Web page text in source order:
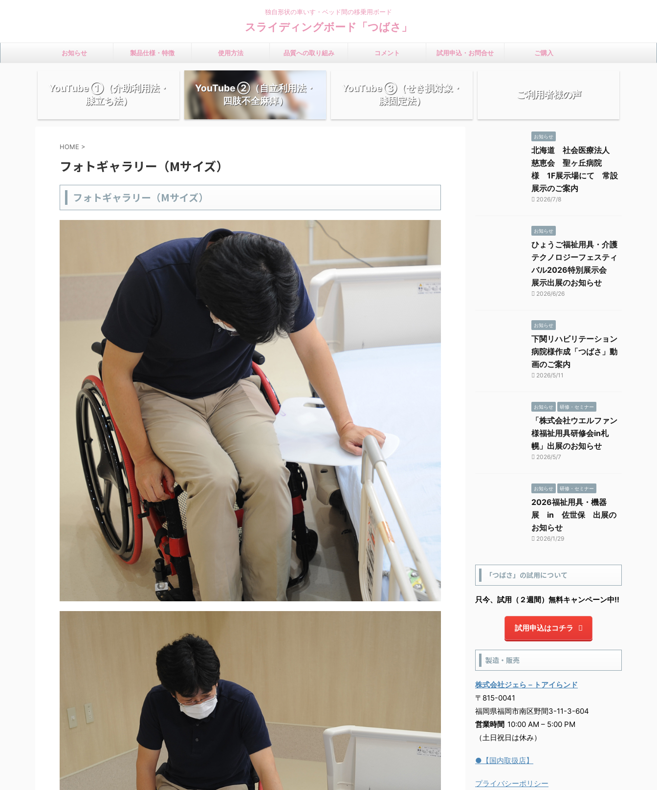
独自形状の車いす・ベッド間の移乗用ボード
スライディングボード「つばさ」
お知らせ 製品仕様・特徴 使用方法 品質への取り組み コメント 試用申込・お問合せ ご購入
YouTube ①（介助利用法・
膝立ち法）
YouTube ②（自立利用法・
四肢不全麻痺）
YouTube ③（せき損対象・
膝固定法）
ご利用者様の声
HOME >
フォトギャラリー（Mサイズ）
フォトギャラリー（Mサイズ）
お知らせ
北海道 社会医療法人
慈恵会 聖ヶ丘病院
様 1F展示場にて 常設
展示のご案内
2026/7/8
お知らせ
ひょうご福祉用具・介護
テクノロジーフェスティ
バル2026特別展示会
展示出展のお知らせ
2026/6/26
お知らせ
下関リハビリテーション
病院様作成「つばさ」動
画のご案内
2026/5/11
お知らせ 研修・セミナー
「株式会社ウエルファン
様福祉用具研修会in札
幌」出展のお知らせ
2026/5/7
お知らせ 研修・セミナー
2026福祉用具・機器
展 in 佐世保 出展の
お知らせ
2026/1/29
「つばさ」の試用について
只今、試用（２週間）無料キャンペーン中!!
試用申込はコチラ
製造・販売
株式会社ジェら－トアイらンド
〒815-0041
福岡県福岡市南区野間3-11-3-604
営業時間 10:00 AM – 5:00 PM
（土日祝日は休み）
●【国内取扱店】
プライバシーポリシー